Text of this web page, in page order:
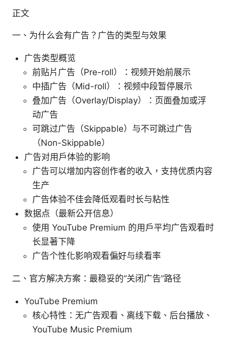
正文
一、为什么会有广告？广告的类型与效果
广告类型概览
前贴片广告（Pre-roll）：视频开始前展示
中插广告（Mid-roll）：视频中段暂停展示
叠加广告（Overlay/Display）：页面叠加或浮
动广告
可跳过广告（Skippable）与不可跳过广告
（Non-Skippable）
广告对用户体验的影响
广告可以增加内容创作者的收入，支持优质内容
生产
广告体验不佳会降低观看时长与粘性
数据点（最新公开信息）
使用 YouTube Premium 的用户平均广告观看时
长显著下降
广告个性化影响观看偏好与续看率
二、官方解决方案：最稳妥的“关闭广告”路径
YouTube Premium
核心特性：无广告观看、离线下载、后台播放、
YouTube Music Premium